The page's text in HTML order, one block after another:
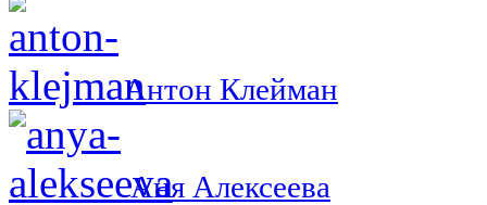
Антон Клейман
Аня Алексеева